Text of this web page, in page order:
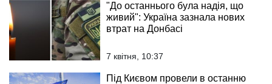
"До останнього була надія, що
живий": Україна зазнала нових
втрат на Донбасі
7 квітня, 10:37
Під Києвом провели в останню